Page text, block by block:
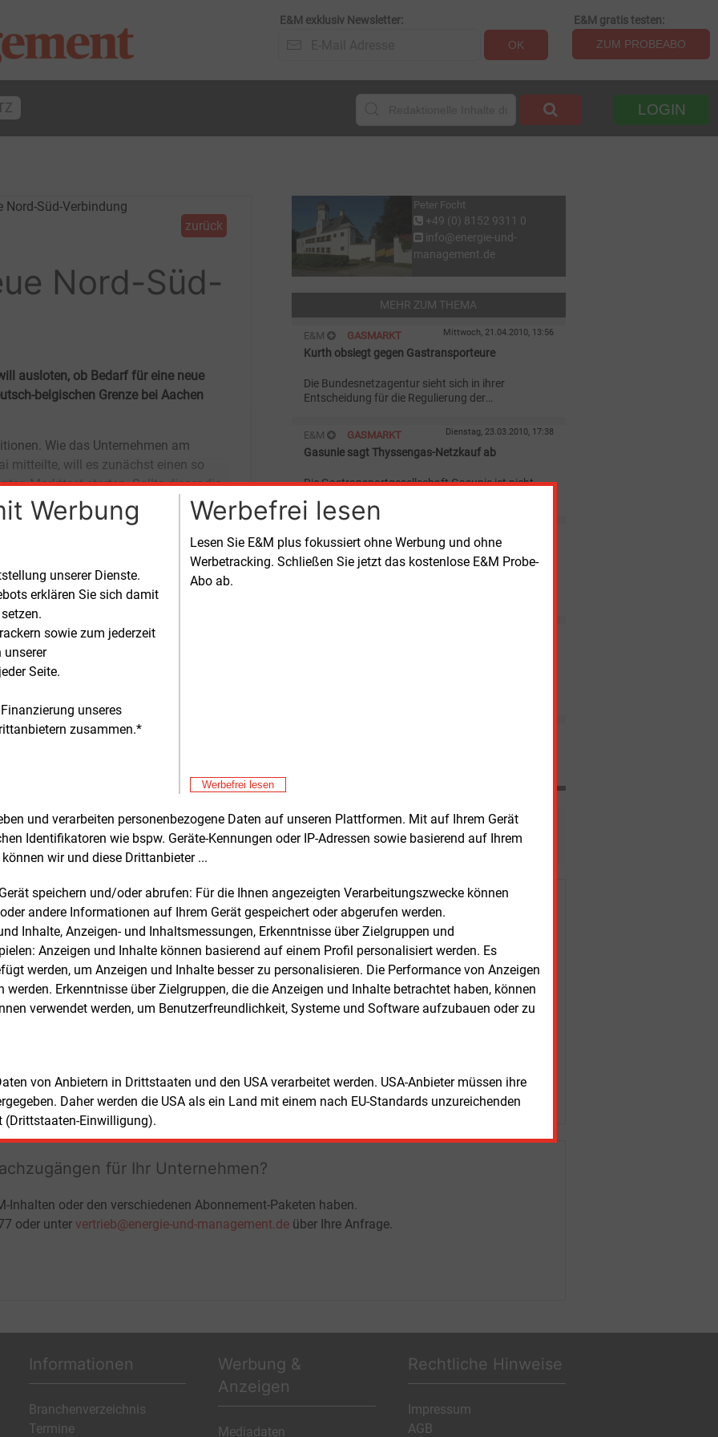
E&M exklusiv Newsletter:
OK
E&M gratis testen:
ZUM PROBEABO
LOGIN
Werbung
unserer Dienste.
erklären Sie sich damit
sowie zum jederzeit
unserer
Seite.
unseres
zusammen.*
Werbefrei lesen
Lesen Sie E&M plus fokussiert ohne Werbung und ohne
Werbetracking. Schließen Sie jetzt das kostenlose E&M Probe-
Abo ab.
Werbefrei lesen
und verarbeiten personenbezogene Daten auf unseren Plattformen. Mit auf Ihrem Gerät
Identifikatoren wie bspw. Geräte-Kennungen oder IP-Adressen sowie basierend auf Ihrem
wir und diese Drittanbieter ...
speichern und/oder abrufen: Für die Ihnen angezeigten Verarbeitungszwecke können
andere Informationen auf Ihrem Gerät gespeichert oder abgerufen werden.
Inhalte, Anzeigen- und Inhaltsmessungen, Erkenntnisse über Zielgruppen und
Anzeigen und Inhalte können basierend auf einem Profil personalisiert werden. Es
werden, um Anzeigen und Inhalte besser zu personalisieren. Die Performance von Anzeigen
werden. Erkenntnisse über Zielgruppen, die die Anzeigen und Inhalte betrachtet haben, können
verwendet werden, um Benutzerfreundlichkeit, Systeme und Software aufzubauen oder zu
von Anbietern in Drittstaaten und den USA verarbeitet werden. USA-Anbieter müssen ihre
Daher werden die USA als ein Land mit einem nach EU-Standards unzureichenden
(Drittstaaten-Einwilligung).
zurück
Nord-Süd-
ausloten, ob Bedarf für eine neue
belgischen Grenze bei Aachen
Peter Focht
+49 (0) 8152 9311 0
info@energie-und-
management.de
MEHR ZUM THEMA
E&M GASMARKT Mittwoch, 21.04.2010, 13:56
Kurth obsiegt gegen Gastransporteure
Die Bundesnetzagentur sieht sich in ihrer
Entscheidung für die Regulierung der
endgültig vom Oberlandesgericht Düsseldorf
(OLG) bestätigt.
E&M GASMARKT Dienstag, 23.03.2010, 17:38
Gasunie sagt Thyssengas-Netzkauf ab
Die Gastransportgesellschaft Gasunie ist nicht
RWE-Tochter Thyssengas interessiert.
E&M GASMARKT
Neue Optionen für die Gasmarktgebiete
und weitere Nachrichten lesen?
SieE&M
kostenlos
unverbindlich
Zwei Wochen kostenfreier Zugang
Zugang auf stündlich aktualisierte
Nachrichten mit Prognose- und
ohne automatische Verlängerung
Login für Kunden
für Ihr Unternehmen?
Inhalten oder den verschiedenen Abonnement-Paketen haben.
oder unter vertrieb@energie-und-management.de über Ihre Anfrage.
Informationen
Branchenverzeichnis
Termine
Werbung &
Anzeigen
Mediadaten
Rechtliche Hinweise
Impressum
AGB